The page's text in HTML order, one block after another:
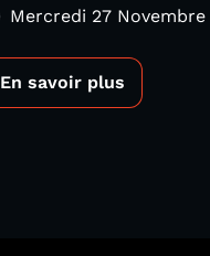
Mercredi 27 Novembre
En savoir plus